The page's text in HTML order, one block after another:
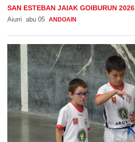
SAN ESTEBAN JAIAK GOIBURUN 2026
Aiurri abu 05 ANDOAIN